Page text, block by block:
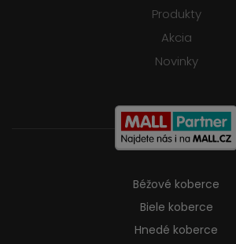
Produkty
Akcia
Novinky
Béžové koberce
Biele koberce
Hnedé koberce